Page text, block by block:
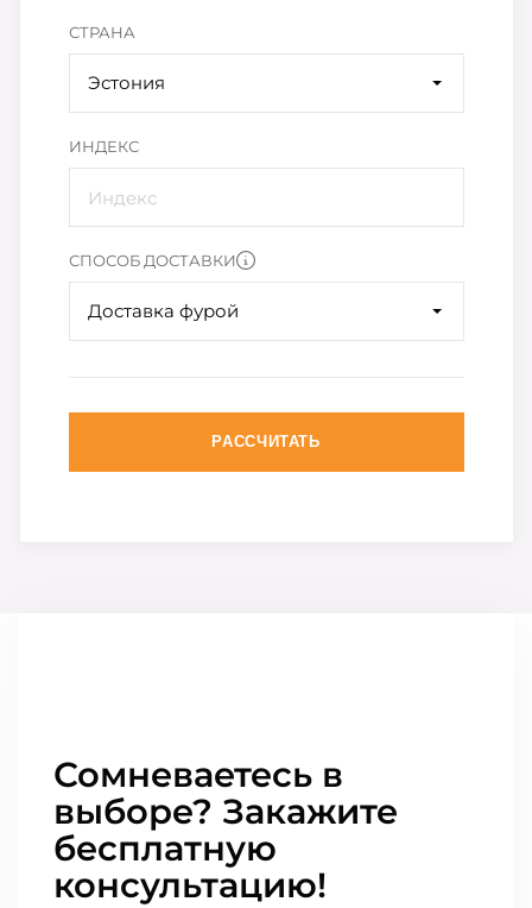
СТРАНА
Эстония
ИНДЕКС
СПОСОБ ДОСТАВКИ
Доставка фурой
РАССЧИТАТЬ
Сомневаетесь в
выборе? Закажите
бесплатную
консультацию!